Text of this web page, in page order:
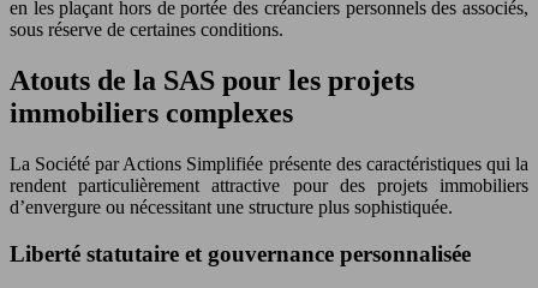
en les plaçant hors de portée des créanciers personnels des associés,
sous réserve de certaines conditions.
Atouts de la SAS pour les projets
immobiliers complexes
La Société par Actions Simplifiée présente des caractéristiques qui la
rendent particulièrement attractive pour des projets immobiliers
d’envergure ou nécessitant une structure plus sophistiquée.
Liberté statutaire et gouvernance personnalisée